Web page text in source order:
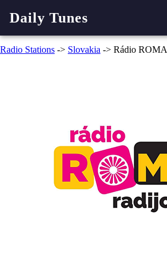
Daily Tunes
Radio Stations -> Slovakia -> Rádio ROMA